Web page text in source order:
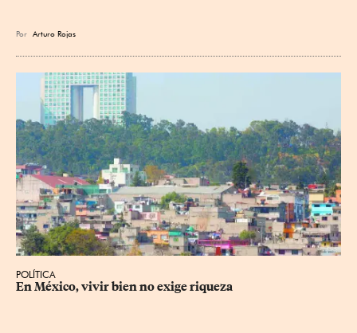
Por Arturo Rojas
POLÍTICA
En México, vivir bien no exige riqueza